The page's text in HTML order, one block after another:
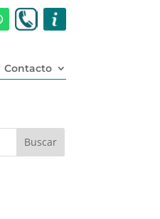
Contacto
Buscar